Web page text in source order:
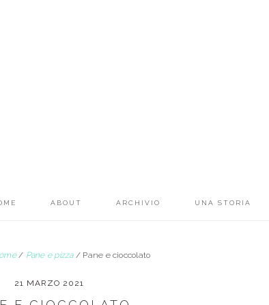
ABOUT ARCHIVIO UNA STORIA
/ Pane e pizza / Pane e cioccolato
21 MARZO 2021